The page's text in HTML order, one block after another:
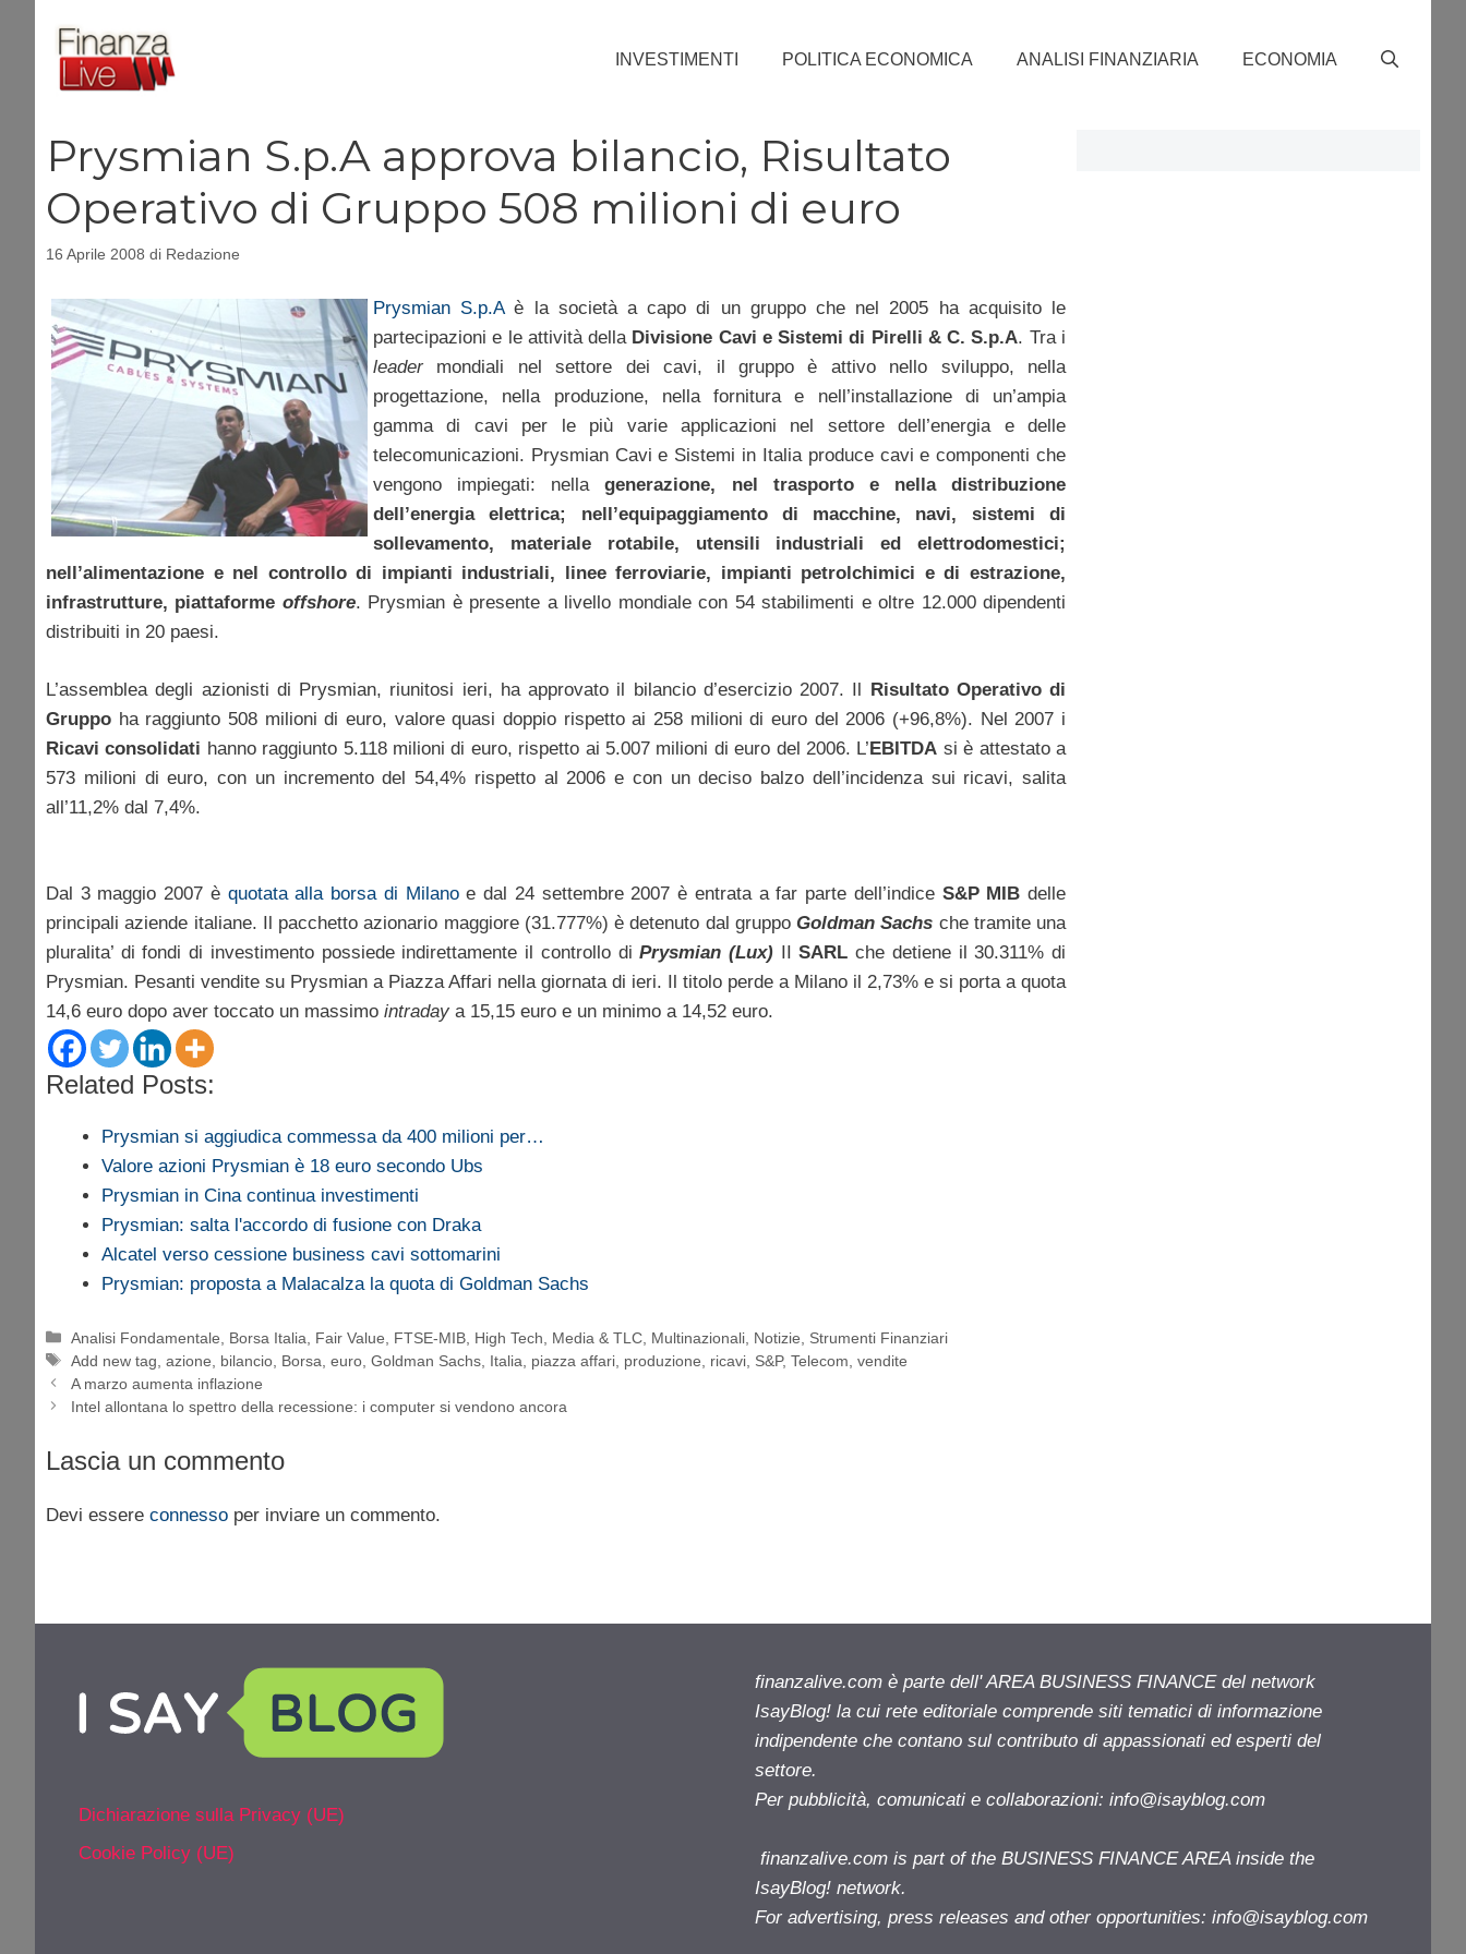
contenuto
INVESTIMENTI POLITICA ECONOMICA ANALISI FINANZIARIA ECONOMIA
Prysmian S.p.A approva bilancio, Risultato
Operativo di Gruppo 508 milioni di euro
16 Aprile 2008 di Redazione
Prysmian S.p.Aè la società a capo di un gruppo che nel 2005 ha acquisito le
partecipazioni e le attività della Divisione Cavi e Sistemi di Pirelli & C. S.p.A. Tra i
leadermondiali nel settore dei cavi, il gruppo è attivo nello sviluppo, nella
progettazione, nella produzione, nella fornitura e nell’installazione di un’ampia
gamma di cavi per le più varie applicazioni nel settore dell’energia e delle
telecomunicazioni. Prysmian Cavi e Sistemi in Italia produce cavi e componenti che
vengono impiegati: nellagenerazione, nel trasporto e nella distribuzione
dell’energia elettrica; nell’equipaggiamento di macchine, navi, sistemi di
sollevamento, materiale rotabile, utensili industriali ed elettrodomestici;
nell’alimentazione e nel controllo di impianti industriali, linee ferroviarie, impianti petrolchimici e di estrazione,
infrastrutture, piattaforme offshore. Prysmian è presente a livello mondiale con 54 stabilimenti e oltre 12.000 dipendenti
distribuiti in 20 paesi.
L’assemblea degli azionisti di Prysmian, riunitosi ieri, ha approvato il bilancio d’esercizio 2007. Il Risultato Operativo di
Gruppo ha raggiunto 508 milioni di euro, valore quasi doppio rispetto ai 258 milioni di euro del 2006 (+96,8%). Nel 2007 i
Ricavi consolidati hanno raggiunto 5.118 milioni di euro, rispetto ai 5.007 milioni di euro del 2006. L’EBITDA si è attestato a
573 milioni di euro, con un incremento del 54,4% rispetto al 2006 e con un deciso balzo dell’incidenza sui ricavi, salita
all’11,2% dal 7,4%.
Dal 3 maggio 2007 è quotata alla borsa di Milanoe dal 24 settembre 2007 è entrata a far parte dell’indice S&P MIB delle
principali aziende italiane. Il pacchetto azionario maggiore (31.777%) è detenuto dal gruppo Goldman Sachs che tramite una
pluralita’ di fondi di investimento possiede indirettamente il controllo diPrysmian (Lux)IISARLche detiene il 30.311% di
Prysmian. Pesanti vendite su Prysmian a Piazza Affari nella giornata di ieri. Il titolo perde a Milano il 2,73% e si porta a quota
14,6 euro dopo aver toccato un massimo intraday a 15,15 euro e un minimo a 14,52 euro.
Related Posts:
Prysmian si aggiudica commessa da 400 milioni per…
Valore azioni Prysmian è 18 euro secondo Ubs
Prysmian in Cina continua investimenti
Prysmian: salta l'accordo di fusione con Draka
Alcatel verso cessione business cavi sottomarini
Prysmian: proposta a Malacalza la quota di Goldman Sachs
Categorie
Analisi Fondamentale Borsa Italia Fair Value FTSE-MIB High Tech Media & TLC Multinazionali Notizie
Strumenti Finanziari
Tag
Add new tag ,azione bilancio Borsa ,euro ,Goldman Sachs Italia piazza affari produzione ricavi S&P,Telecom ,vendite
A marzo aumenta inflazione
Intel allontana lo spettro della recessione: i computer si vendono ancora
Lascia un commento
Devi essere connesso per inviare un commento.
Dichiarazione sulla Privacy (UE)
Cookie Policy (UE)
finanzalive.com è parte dell' AREA BUSINESS FINANCE del network
IsayBlog! la cui rete editoriale comprende siti tematici di informazione
indipendente che contano sul contributo di appassionati ed esperti del
settore.
Per pubblicità, comunicati e collaborazioni: info@isayblog.com
finanzalive.com is part of the BUSINESS FINANCE AREA inside the
IsayBlog! network.
For advertising, press releases and other opportunities: info@isayblog.com